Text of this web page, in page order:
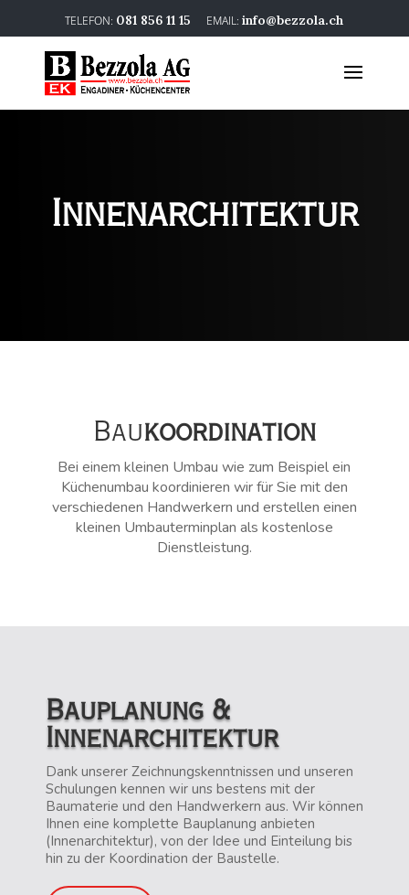
081 856 11 15 info@bezzola.ch
Innenarchitektur
Baukoordination
Bei einem kleinen Umbau wie zum Beispiel ein
Küchenumbau koordinieren wir für Sie mit den
verschiedenen Handwerkern und erstellen einen
kleinen Umbauterminplan als kostenlose
Dienstleistung.
Bauplanung &
Innenarchitektur
Dank unserer Zeichnungskenntnissen und unseren
Schulungen kennen wir uns bestens mit der
Baumaterie und den Handwerkern aus. Wir können
Ihnen eine komplette Bauplanung anbieten
(Innenarchitektur), von der Idee und Einteilung bis
hin zu der Koordination der Baustelle.